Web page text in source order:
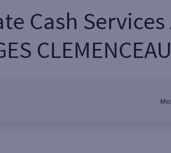
Services
CLEMENCEAU